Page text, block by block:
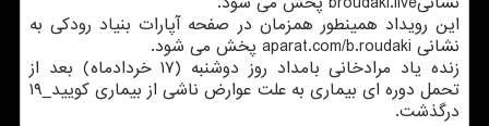
این رویداد همینطور همزمان در صفحه آپارات بنیاد رودکی به
نشانی aparat.com/b.roudaki پخش می شود.
زنده یاد مرادخانی بامداد روز دوشنبه (۱۷ خردادماه) بعد از
تحمل دوره ای بیماری به علت عوارض ناشی از بیماری کویید_۱۹
درگذشت.